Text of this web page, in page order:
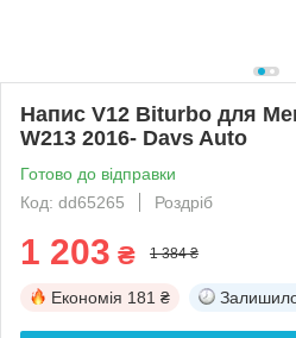
Напис V12 Biturbo для
W213 2016- Davs Auto
Готово до відправки
Код: dd65265
Роздріб
1 203 ₴ 1 384 ₴
Економія 181 ₴